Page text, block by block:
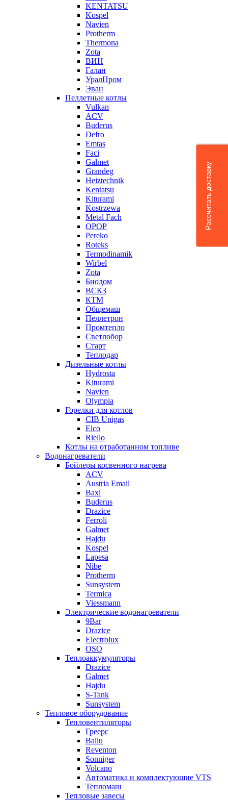
KENTATSU
Kospel
Navien
Protherm
Thermona
Zota
ВИН
Галан
УралПром
Эван
Пеллетные котлы
Vulkan
ACV
Buderus
Defro
Emtas
Faci
Galmet
Grandeg
Heiztechnik
Kentatsu
Kiturami
Kostrzewa
Metal Fach
OPOP
Pereko
Roteks
Termodinamik
Wirbel
Zota
Биодом
ВСКЗ
КТМ
Общемаш
Пеллетрон
Промтепло
Светлобор
Старт
Теплодар
Дизельные котлы
Hydrosta
Kiturami
Navien
Olympia
Горелки для котлов
CIB Unigas
Elco
Riello
Котлы на отработанном топливе
Водонагреватели
Бойлеры косвенного нагрева
ACV
Austria Email
Baxi
Buderus
Drazice
Ferroli
Galmet
Hajdu
Kospel
Lapesa
Nibe
Protherm
Sunsystem
Termica
Viessmann
Электрические водонагреватели
9Bar
Drazice
Electrolux
OSO
Теплоаккумуляторы
Drazice
Galmet
Hajdu
S-Tank
Sunsystem
Тепловое оборудование
Тепловентиляторы
Греерс
Ballu
Reventon
Sonniger
Volcano
Автоматика и комплектующие VTS
Тепломаш
Тепловые завесы
Рассчитать доставку